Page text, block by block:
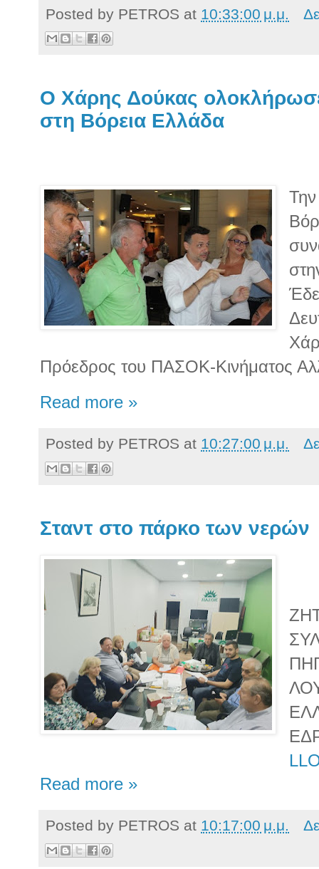
Posted by PETROS at 10:33:00 μ.μ.
Ο Χάρης Δούκας
στη Βόρεια Ελλάδα
Την
Πρόεδρος του ΠΑΣΟΚ-Κινήματος
Read more »
Posted by PETROS at 10:27:00 μ.μ.
Σταντ στο πάρκο των νερών
Read more »
Posted by PETROS at 10:17:00 μ.μ.